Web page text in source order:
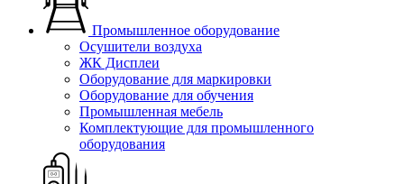
Промышленное оборудование
Осушители воздуха
ЖК Дисплеи
Оборудование для маркировки
Оборудование для обучения
Промышленная мебель
Комплектующие для промышленного
оборудования